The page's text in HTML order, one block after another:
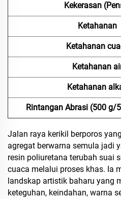
Kekerasan
Ketahanan
Ketahanan
Ketahanan
Ketahanan
Rintangan Abrasi (500 g/
Jalan raya kerikil berporos
agregat berwarna semula jadi
resin poliuretana terubah suai
cuaca melalui proses khas. Ia
landskap artistik baharu yang
keteguhan, keindahan, warna